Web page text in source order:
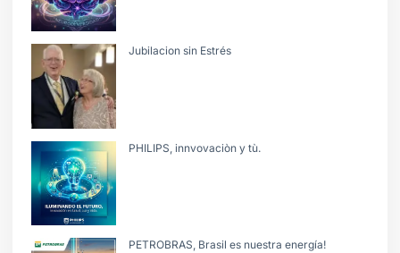
Jubilacion sin Estrés
PHILIPS, innvovaciòn y tù.
PETROBRAS, Brasil es nuestra energía!